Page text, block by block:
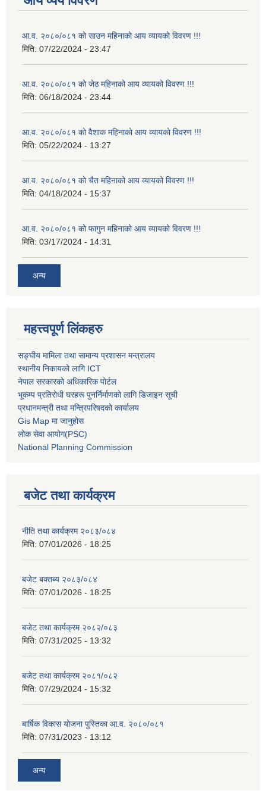
आ.व. २०८०/०८१ को साउन महिनाको आय व्यायको विवरण !!!
मिति: 07/22/2024 - 23:47
आ.व. २०८०/०८१ को जेठ महिनाको आय व्यायको विवरण !!!
मिति: 06/18/2024 - 23:44
आ.व. २०८०/०८१ को वैशाक महिनाको आय व्यायको विवरण !!!
मिति: 05/22/2024 - 13:27
आ.व. २०८०/०८१ को चैत महिनाको आय व्यायको विवरण !!!
मिति: 04/18/2024 - 15:37
आ.व. २०८०/०८१ को फागुन महिनाको आय व्यायको विवरण !!!
मिति: 03/17/2024 - 14:31
अन्य
महत्त्वपूर्ण लिंकहरु
सङ्घीय मामिला तथा सामान्य प्रशासन मन्त्रालय
स्थानीय निकायको लागि ICT
नेपाल सरकारको अधिकारिक पोर्टल
भूकम्प प्रतिरोधी घरहरू पुनर्निर्माणको लागि डिजाइन सूची
प्रधानमन्त्री तथा मन्त्रिपरिषदको कार्यालय
Gis Map मा जानुहोस
लोक सेवा आयोग(PSC)
National Planning Commission
बजेट तथा कार्यक्रम
नीति तथा कार्यक्रम २०८३/०८४
मिति: 07/01/2026 - 18:25
बजेट बक्तब्य २०८३/०८४
मिति: 07/01/2026 - 18:25
बजेट तथा कार्यक्रम २०८२/०८३
मिति: 07/31/2025 - 13:32
बजेट तथा कार्यक्रम २०८१/०८२
मिति: 07/29/2024 - 15:32
बार्षिक विकास योजना पुस्तिका आ.व. २०८०/०८१
मिति: 07/31/2023 - 13:12
अन्य